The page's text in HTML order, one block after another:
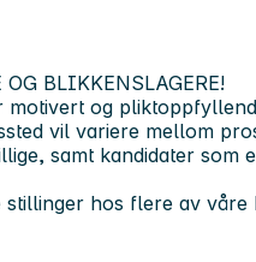
BLIKKENSLAGERE!
motivert og
vil variere mellom
samt kandidater som
stillinger hos flere av